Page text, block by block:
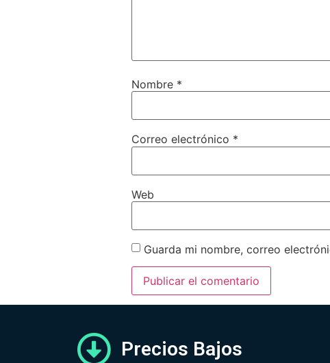
Nombre *
Correo electrónico *
Web
Guarda mi nombre, correo
Precios Bajos